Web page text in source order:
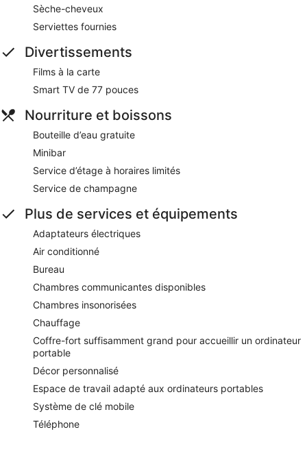
Sèche-cheveux
Serviettes fournies
Divertissements
Films à la carte
Smart TV de 77 pouces
Nourriture et boissons
Bouteille d’eau gratuite
Minibar
Service d’étage à horaires limités
Service de champagne
Plus de services et équipements
Adaptateurs électriques
Air conditionné
Bureau
Chambres communicantes disponibles
Chambres insonorisées
Chauffage
Coffre-fort suffisamment grand pour accueillir un ordinateur
portable
Décor personnalisé
Espace de travail adapté aux ordinateurs portables
Système de clé mobile
Téléphone